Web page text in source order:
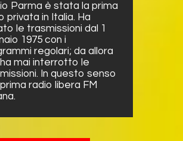
Parma è stata la prima
privata in Italia. Ha
le trasmissioni dal 1
1975 con i
regolari; da allora
mai interrotto le
In questo senso
radio libera FM